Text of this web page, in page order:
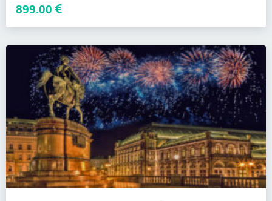
899.00